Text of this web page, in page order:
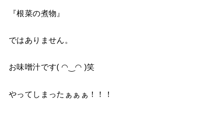
『根菜の煮物』
ではありません。
お味噌汁です( ◠‿◠ )笑
やってしまったぁぁぁ！！！